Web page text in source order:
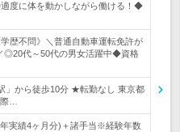
度に体を動かしながら働ける！◆
歴不問》＼普通自動車運転免許が
◎20代～50代の男女活躍中◆資格
」から徒歩10分 ★転勤なし 東京都
…
実績4ヶ月分)＋諸手当※経験年数